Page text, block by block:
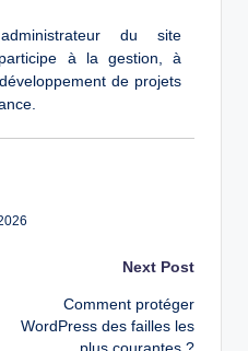
du site
à la gestion, à
de projets
Next Post
Comment protéger
WordPress des failles les